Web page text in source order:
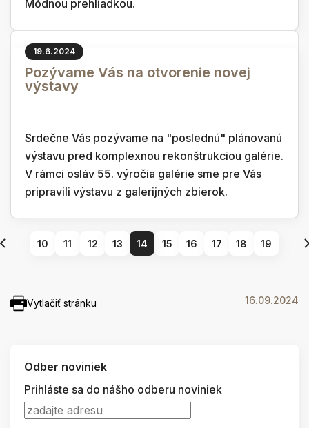
Módnou prehliadkou.
19.6.2024
Pozývame Vás na otvorenie novej
výstavy
Srdečne Vás pozývame na "poslednú" plánovanú
výstavu pred komplexnou rekonštrukciou galérie.
V rámci osláv 55. výročia galérie sme pre Vás
pripravili výstavu z galerijných zbierok.
10 11 12 13 14 15 16 17 18 19
Vytlačiť stránku 16.09.2024
Odber noviniek
Prihláste sa do nášho odberu noviniek